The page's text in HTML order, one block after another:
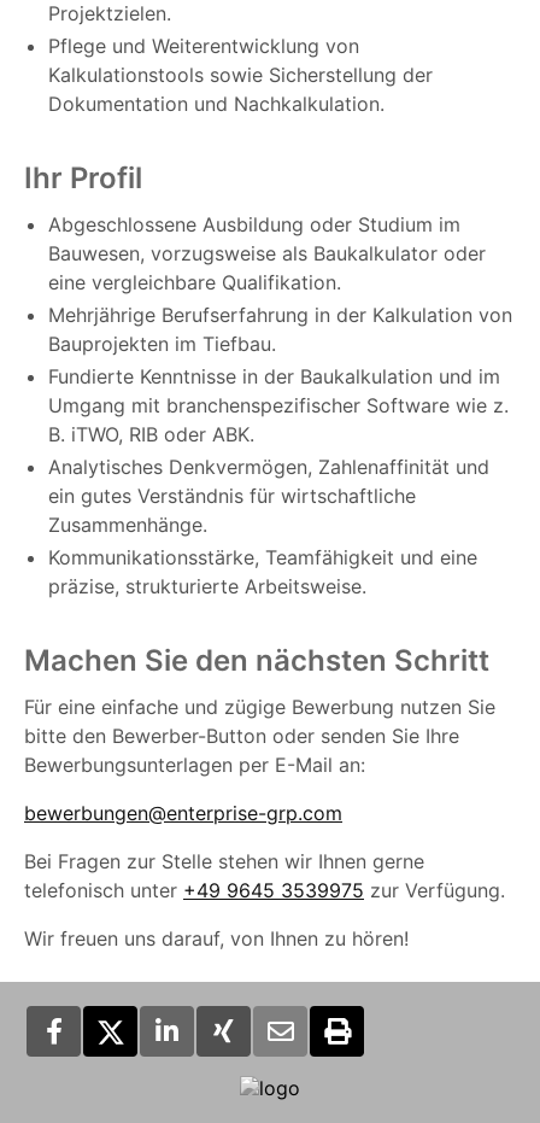
Projektzielen.
Pflege und Weiterentwicklung von
Kalkulationstools sowie Sicherstellung der
Dokumentation und Nachkalkulation.
Ihr Profil
Abgeschlossene Ausbildung oder Studium im
Bauwesen, vorzugsweise als Baukalkulator oder
eine vergleichbare Qualifikation.
Mehrjährige Berufserfahrung in der Kalkulation von
Bauprojekten im Tiefbau.
Fundierte Kenntnisse in der Baukalkulation und im
Umgang mit branchenspezifischer Software wie z.
B. iTWO, RIB oder ABK.
Analytisches Denkvermögen, Zahlenaffinität und
ein gutes Verständnis für wirtschaftliche
Zusammenhänge.
Kommunikationsstärke, Teamfähigkeit und eine
präzise, strukturierte Arbeitsweise.
Machen Sie den nächsten Schritt
Für eine einfache und zügige Bewerbung nutzen Sie
bitte den Bewerber-Button oder senden Sie Ihre
Bewerbungsunterlagen per E-Mail an:
bewerbungen@enterprise-grp.com
Bei Fragen zur Stelle stehen wir Ihnen gerne
telefonisch unter +49 9645 3539975 zur Verfügung.
Wir freuen uns darauf, von Ihnen zu hören!